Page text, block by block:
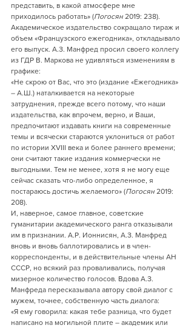
представить, в какой атмосфере мне
приходилось работать» (Погосян 2019: 238).
Академическое издательство сокращало тираж и
объем «Французского ежегодника», откладывало
его выпуск. А.З. Манфред просил своего коллегу
из ГДР В. Маркова не удивляться изменениям в
графике:
«Не скрою от Вас, что это (издание «Ежегодника»
– А.Ш.) наталкивается на некоторые
затруднения, прежде всего потому, что наши
издательства, как впрочем, верно, и Ваши,
предпочитают издавать книги на современные
темы и всячески стараются уклониться от работ
по истории XVIII века и более раннего времени;
они считают такие издания коммерчески не
выгодными. Тем не менее, хотя я не могу еще
сейчас сказать что-либо определенное, я
постараюсь достичь желаемого» (Погосян 2019:
208).
И, наверное, самое главное, советские
гуманитарии академического ранга отказывали
им в признании. А.Р. Ионнисян, А.З. Манфред
вновь и вновь баллотировались и в член-
корреспонденты, и в действительные члены АН
СССР, но всякий раз проваливались, получая
мизерное количество голосов. Вдова А.З.
Манфреда пересказывала автору свой диалог с
мужем, точнее, собственную часть диалога:
«Я ему говорила: какая тебе разница, что будет
написано на могильной плите – академик или